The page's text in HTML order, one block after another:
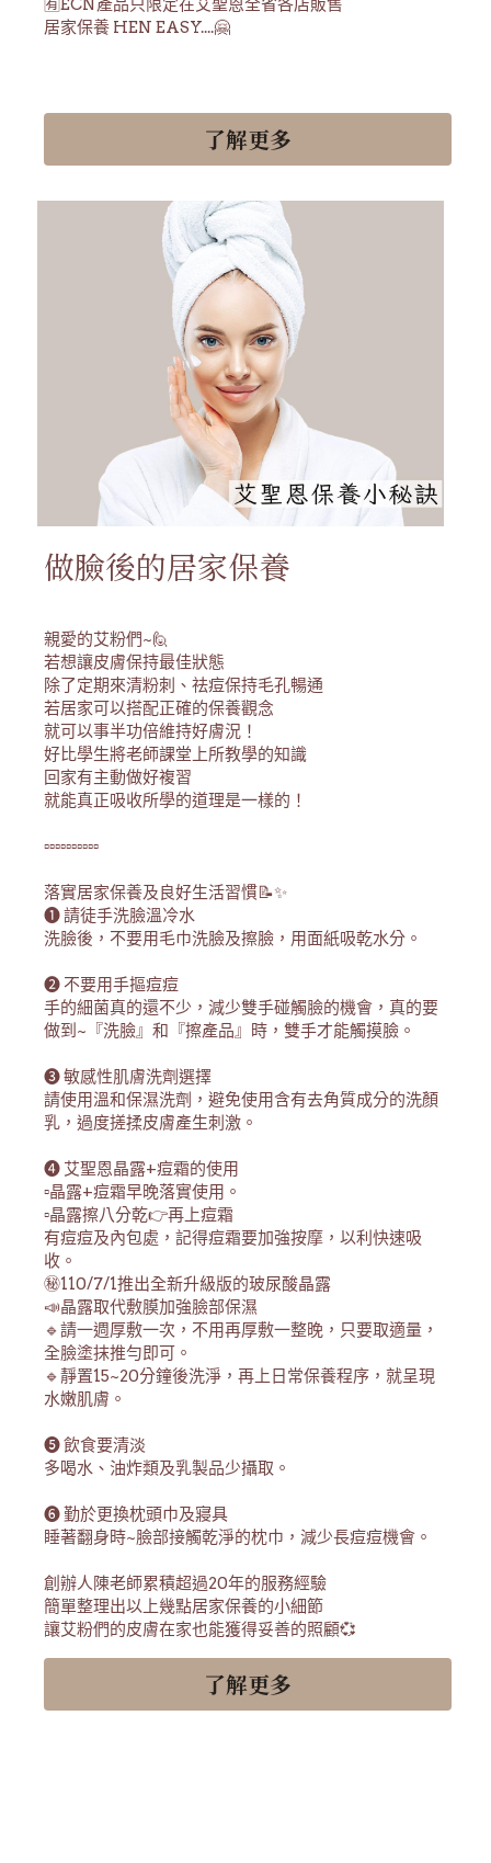
🈶ECN產品只限定在艾聖恩全省各店販售
居家保養 HEN EASY....🤗
了解更多
做臉後的居家保養
親愛的艾粉們~🙋
若想讓皮膚保持最佳狀態
除了定期來清粉刺、祛痘保持毛孔暢通
若居家可以搭配正確的保養觀念
就可以事半功倍維持好膚況！
好比學生將老師課堂上所教學的知識
回家有主動做好複習
就能真正吸收所學的道理是一樣的！
▫️▫️▫️▫️▫️▫️▫️▫️▫️▫️
落實居家保養及良好生活習慣📝✨
❶ 請徒手洗臉溫冷水
洗臉後，不要用毛巾洗臉及擦臉，用面紙吸乾水分。
❷ 不要用手摳痘痘
手的細菌真的還不少，減少雙手碰觸臉的機會，真的要
做到~『洗臉』和『擦產品』時，雙手才能觸摸臉。
❸ 敏感性肌膚洗劑選擇
請使用溫和保濕洗劑，避免使用含有去角質成分的洗顏
乳，過度搓揉皮膚產生刺激。
❹ 艾聖恩晶露+痘霜的使用
▫️晶露+痘霜早晚落實使用。
▫️晶露擦八分乾👉再上痘霜
有痘痘及內包處，記得痘霜要加強按摩，以利快速吸
收。
㊙️110/7/1推出全新升級版的玻尿酸晶露
📣晶露取代敷膜加強臉部保濕
🔹請一週厚敷一次，不用再厚敷一整晚，只要取適量，
全臉塗抹推勻即可。
🔹靜置15~20分鐘後洗淨，再上日常保養程序，就呈現
水嫩肌膚。
❺ 飲食要清淡
多喝水、油炸類及乳製品少攝取。
❻ 勤於更換枕頭巾及寢具
睡著翻身時~臉部接觸乾淨的枕巾，減少長痘痘機會。
創辦人陳老師累積超過20年的服務經驗
簡單整理出以上幾點居家保養的小細節
了解更多